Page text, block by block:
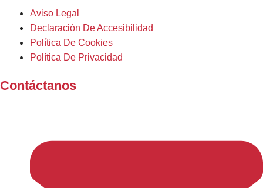
Aviso Legal
Declaración De Accesibilidad
Política De Cookies
Política De Privacidad
Contáctanos